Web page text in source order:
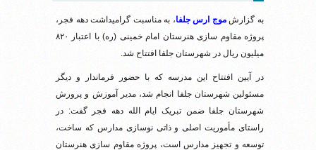
به گزارشموج ارس جلفا، به مناسبت گرامیداشت دهه فجر،
پروژه مقاوم سازی هنرستان امام خمینی (ره) با اعتبار ۸۲۰
میلیون ریال در شهرستان جلفا افتتاح شد.
در آیین افتتاح این مدرسه که با حضور فرماندار و دیگر
مسئولین شهرستان جلفا انجام شد، مدیر آموزش و پرورش
شهرستان جلفا ضمن تبریک ایام الله دهه فجر گفت: در
راستای مأموریت اصلی و ذاتی نوسازی مدارس که ساخت،
توسعه و تجهیز مدارس است، پروژه مقاوم سازی هنرستان